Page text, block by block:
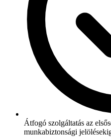
Átfogó szolgáltatás az
munkabiztonsági